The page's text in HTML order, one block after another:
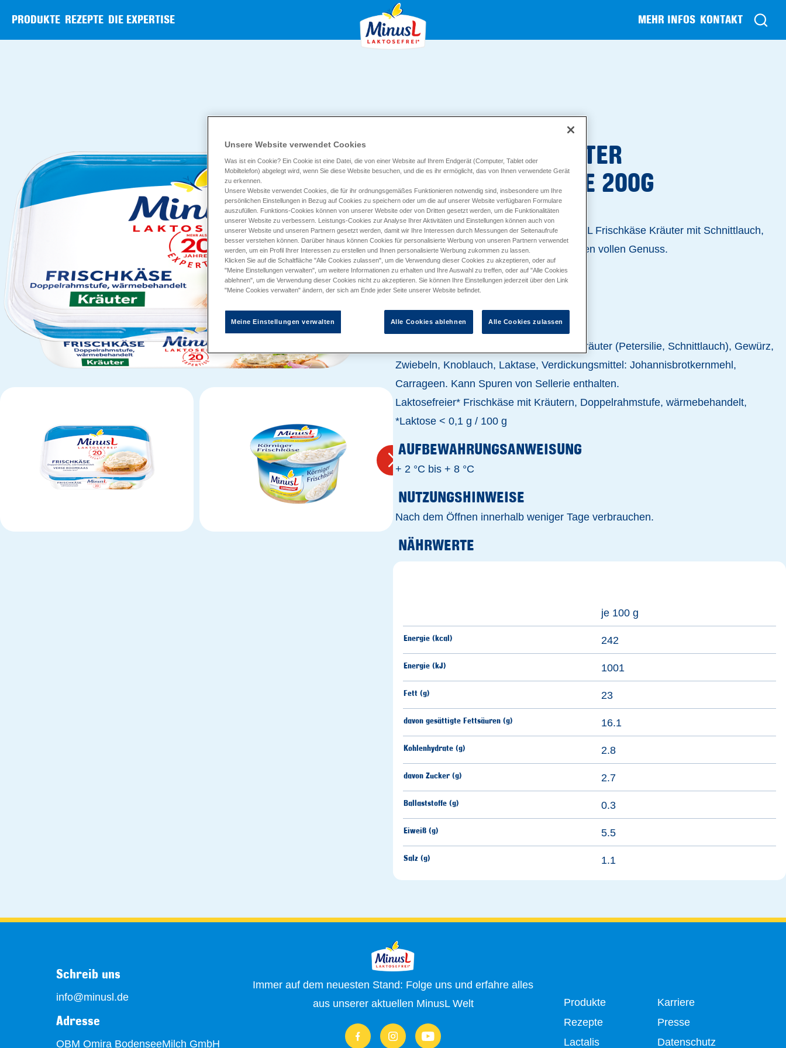
PRODUKTE REZEPTE DIE EXPERTISE MEHR INFOS KONTAKT
FRISCHKÄSE KRÄUTER
DOPPELRAHMSTUFE 200G
Frisch wie aus dem Kräutergarten: MinusL Frischkäse Kräuter mit Schnittlauch,
Petersilie, Knoblauch und Zwiebeln für den vollen Genuss.
ZUTATEN
FRISCHKÄSE Doppelrahmstufe, Salz, Kräuter (Petersilie, Schnittlauch), Gewürz,
Zwiebeln, Knoblauch, Laktase, Verdickungsmittel: Johannisbrotkernmehl,
Carrageen. Kann Spuren von Sellerie enthalten.
Laktosefreier* Frischkäse mit Kräutern, Doppelrahmstufe, wärmebehandelt,
*Laktose < 0,1 g / 100 g
AUFBEWAHRUNGSANWEISUNG
+ 2 °C bis + 8 °C
NUTZUNGSHINWEISE
Nach dem Öffnen innerhalb weniger Tage verbrauchen.
NÄHRWERTE
je 100 g
Energie (kcal) 242
Energie (kJ) 1001
Fett (g) 23
davon gesättigte Fettsäuren (g) 16.1
Kohlenhydrate (g) 2.8
davon Zucker (g) 2.7
Ballaststoffe (g) 0.3
Eiweiß (g) 5.5
Salz (g) 1.1
Schreib uns
info@minusl.de
Adresse
OBM Omira BodenseeMilch GmbH
Immer auf dem neuesten Stand: Folge uns und erfahre alles
aus unserer aktuellen MinusL Welt
Produkte
Rezepte
Lactalis
Karriere
Presse
Datenschutz
Unsere Website verwendet Cookies
Was ist ein Cookie? Ein Cookie ist eine Datei, die von einer Website auf Ihrem Endgerät (Computer, Tablet oder
Mobiltelefon) abgelegt wird, wenn Sie diese Website besuchen, und die es ihr ermöglicht, das von Ihnen verwendete Gerät
zu erkennen.
Unsere Website verwendet Cookies, die für ihr ordnungsgemäßes Funktionieren notwendig sind, insbesondere um Ihre
persönlichen Einstellungen in Bezug auf Cookies zu speichern oder um die auf unserer Website verfügbaren Formulare
auszufüllen. Funktions-Cookies können von unserer Website oder von Dritten gesetzt werden, um die Funktionalitäten
unserer Website zu verbessern. Leistungs-Cookies zur Analyse Ihrer Aktivitäten und Einstellungen können auch von
unserer Website und unseren Partnern gesetzt werden, damit wir Ihre Interessen durch Messungen der Seitenaufrufe
besser verstehen können. Darüber hinaus können Cookies für personalisierte Werbung von unseren Partnern verwendet
werden, um ein Profil Ihrer Interessen zu erstellen und Ihnen personalisierte Werbung zukommen zu lassen.
Klicken Sie auf die Schaltfläche "Alle Cookies zulassen", um die Verwendung dieser Cookies zu akzeptieren, oder auf
"Meine Einstellungen verwalten", um weitere Informationen zu erhalten und Ihre Auswahl zu treffen, oder auf "Alle Cookies
ablehnen", um die Verwendung dieser Cookies nicht zu akzeptieren. Sie können Ihre Einstellungen jederzeit über den Link
"Meine Cookies verwalten" ändern, der sich am Ende jeder Seite unserer Website befindet.
Meine Einstellungen verwalten Alle Cookies ablehnen Alle Cookies zulassen